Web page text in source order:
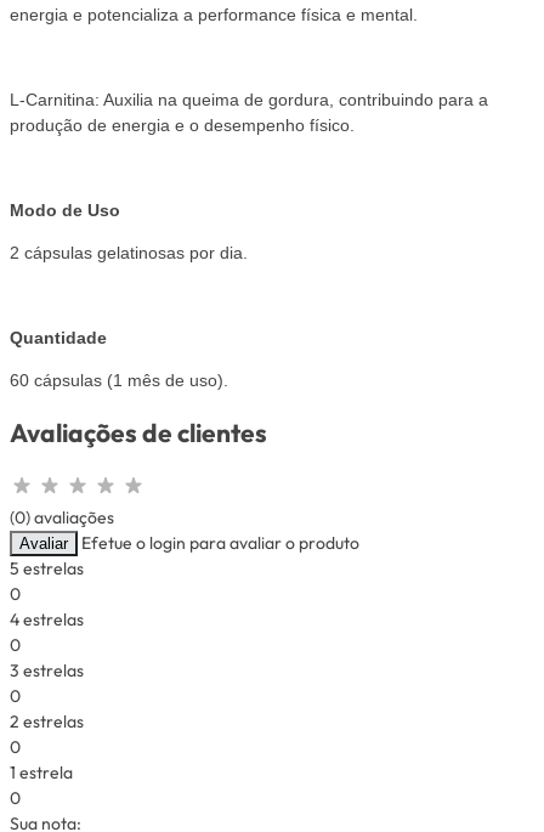
energia e potencializa a performance física e mental.
L-Carnitina: Auxilia na queima de gordura, contribuindo para a
produção de energia e o desempenho físico.
Modo de Uso
2 cápsulas gelatinosas por dia.
Quantidade
60 cápsulas (1 mês de uso).
Avaliações de clientes
(0) avaliações
Avaliar
Efetue o login para avaliar o produto
5 estrelas
0
4 estrelas
0
3 estrelas
0
2 estrelas
0
1 estrela
0
Sua nota: